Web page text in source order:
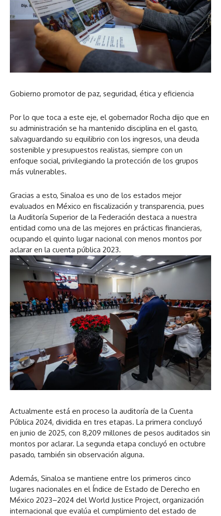
Gobierno promotor de paz, seguridad, ética y eficiencia
Por lo que toca a este eje, el gobernador Rocha dijo que en
su administración se ha mantenido disciplina en el gasto,
salvaguardando su equilibrio con los ingresos, una deuda
sostenible y presupuestos realistas, siempre con un
enfoque social, privilegiando la protección de los grupos
más vulnerables.
Gracias a esto, Sinaloa es uno de los estados mejor
evaluados en México en fiscalización y transparencia, pues
la Auditoría Superior de la Federación destaca a nuestra
entidad como una de las mejores en prácticas financieras,
ocupando el quinto lugar nacional con menos montos por
aclarar en la cuenta pública 2023.
Actualmente está en proceso la auditoría de la Cuenta
Pública 2024, dividida en tres etapas. La primera concluyó
en junio de 2025, con 8,209 millones de pesos auditados sin
montos por aclarar. La segunda etapa concluyó en octubre
pasado, también sin observación alguna.
Además, Sinaloa se mantiene entre los primeros cinco
lugares nacionales en el Índice de Estado de Derecho en
México 2023–2024 del World Justice Project, organización
internacional que evalúa el cumplimiento del estado de